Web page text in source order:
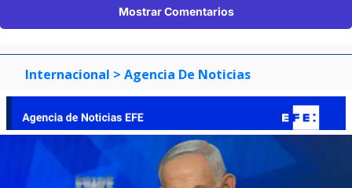
Mostrar Comentarios
Internacional > Agencia De Noticias